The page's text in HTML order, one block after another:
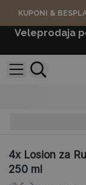
KUPONI &
Veleprodaja
4xLosion za
250 ml